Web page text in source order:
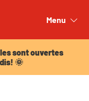
Menu
sont ouvertes
🌞